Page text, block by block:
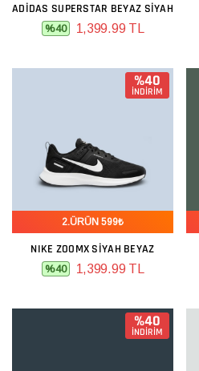
ADIDAS SUPERSTAR BEYAZ SIYAH
%40 1,399.99 TL
%40
İNDİRİM
2.ÜRÜN 599₺
NIKE ZOOMX SIYAH BEYAZ
%40 1,399.99 TL
%40
İNDİRİM